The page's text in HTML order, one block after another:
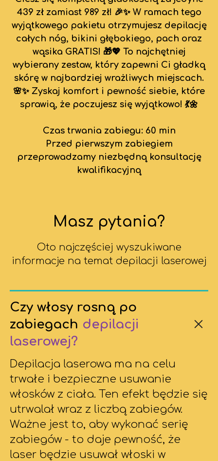
439 zł zamiast 989 zł! 🎉✨ W ramach tego
wyjątkowego pakietu otrzymujesz depilację
całych nóg, bikini głębokiego, pach oraz
wąsika GRATIS! 🎁💖 To najchętniej
wybierany zestaw, który zapewni Ci gładką
skórę w najbardziej wrażliwych miejscach.
🌸✨ Zyskaj komfort i pewność siebie, które
sprawią, że poczujesz się wyjątkowo! 💃🌼
Czas trwania zabiegu: 60 min
Przed pierwszym zabiegiem
przeprowadzamy niezbędną konsultację
kwalifikacyjną
Masz pytania?
Oto najczęściej wyszukiwane
informacje na temat depilacji laserowej
Czy włosy rosną po
zabiegach depilacji
laserowej?
Depilacja laserowa ma na celu
trwałe i bezpieczne usuwanie
włosków z ciała. Ten efekt będzie się
utrwalał wraz z liczbą zabiegów.
Ważne jest to, aby wykonać serię
zabiegów - to daje pewność, że
laser będzie usuwał włoski w